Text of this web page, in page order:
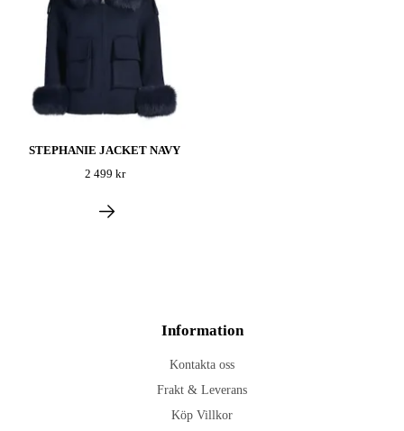
STEPHANIE JACKET NAVY
2 499 kr
Information
Kontakta oss
Frakt & Leverans
Köp Villkor